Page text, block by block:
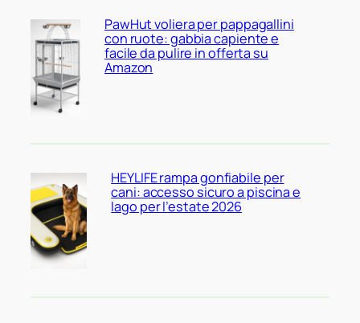
PawHut voliera per pappagallini
con ruote: gabbia capiente e
facile da pulire in offerta su
Amazon
HEYLIFE rampa gonfiabile per
cani: accesso sicuro a piscina e
lago per l’estate 2026